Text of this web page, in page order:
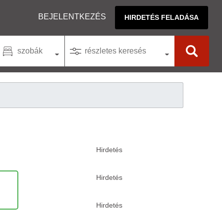
BEJELENTKEZÉS HIRDETÉS FELADÁSA
szobák részletes keresés